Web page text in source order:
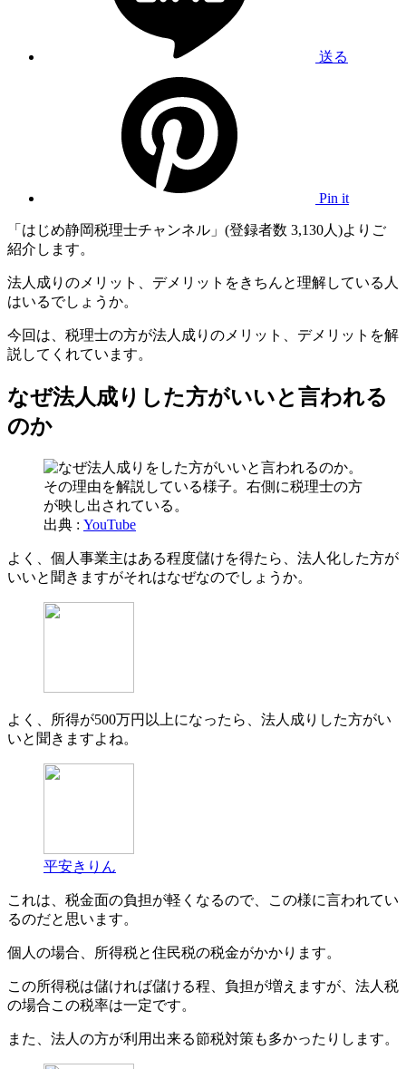
送る
Pin it
「はじめ静岡税理士チャンネル」(登録者数 3,130人)よりご
紹介します。
法人成りのメリット、デメリットをきちんと理解している人
はいるでしょうか。
今回は、税理士の方が法人成りのメリット、デメリットを解
説してくれています。
なぜ法人成りした方がいいと言われる
のか
出典 : YouTube
よく、個人事業主はある程度儲けを得たら、法人化した方が
いいと聞きますがそれはなぜなのでしょうか。
よく、所得が500万円以上になったら、法人成りした方がい
いと聞きますよね。
平安きりん
これは、税金面の負担が軽くなるので、この様に言われてい
るのだと思います。
個人の場合、所得税と住民税の税金がかかります。
この所得税は儲ければ儲ける程、負担が増えますが、法人税
の場合この税率は一定です。
また、法人の方が利用出来る節税対策も多かったりします。